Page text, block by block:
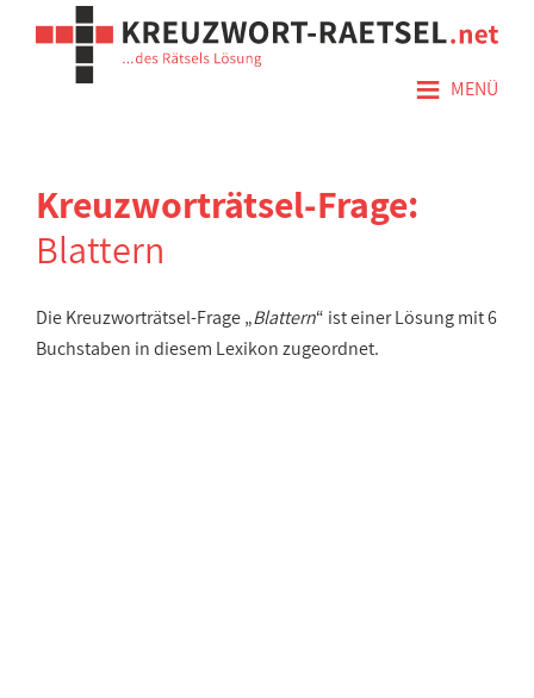
≡ MENÜ
Kreuzworträtsel-Frage:
Blattern
Die Kreuzworträtsel-Frage „Blattern“ ist einer Lösung mit 6
Buchstaben in diesem Lexikon zugeordnet.